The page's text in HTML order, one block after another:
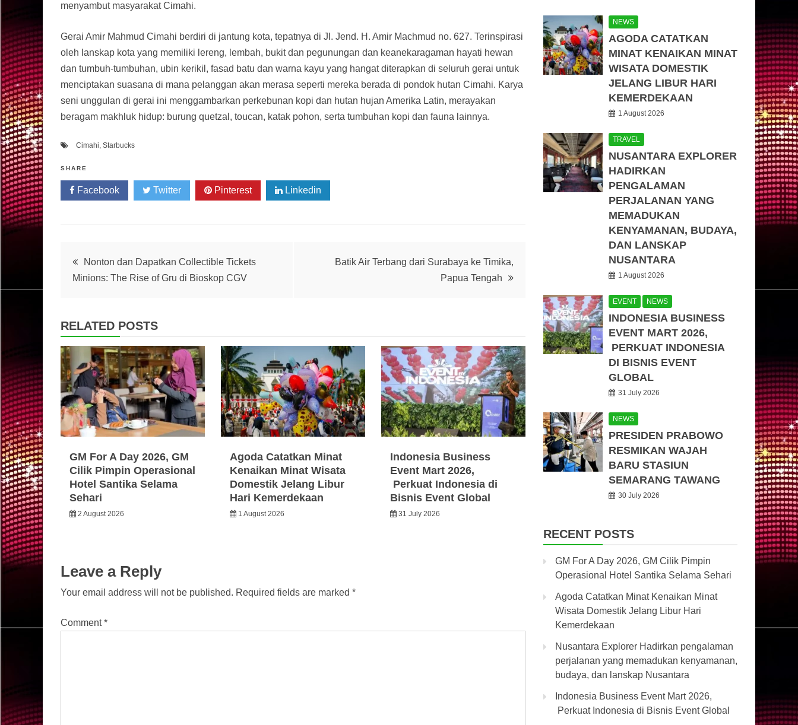
menyambut masyarakat Cimahi.
Gerai Amir Mahmud Cimahi berdiri di jantung kota, tepatnya di Jl. Jend. H. Amir Machmud no. 627. Terinspirasi
oleh lanskap kota yang memiliki lereng, lembah, bukit dan pegunungan dan keanekaragaman hayati hewan
dan tumbuh-tumbuhan, ubin kerikil, fasad batu dan warna kayu yang hangat diterapkan di seluruh gerai untuk
menciptakan suasana di mana pelanggan akan merasa seperti mereka berada di pondok hutan Cimahi. Karya
seni unggulan di gerai ini menggambarkan perkebunan kopi dan hutan hujan Amerika Latin, merayakan
beragam makhluk hidup: burung quetzal, toucan, katak pohon, serta tumbuhan kopi dan fauna lainnya.
Cimahi, Starbucks
SHARE
Facebook Twitter Pinterest Linkedin
PostNonton dan Dapatkan Collectible Tickets
Minions: The Rise of Gru di Bioskop CGV
Batik Air Terbang dari Surabaya ke Timika,
Papua Tengah
RELATED POSTS
GM For A Day 2026, GM
Cilik Pimpin Operasional
Hotel Santika Selama
Sehari
2 August 2026
Agoda Catatkan Minat
Kenaikan Minat Wisata
Domestik Jelang Libur
Hari Kemerdekaan
1 August 2026
Indonesia Business
Event Mart 2026,
Perkuat Indonesia di
Bisnis Event Global
31 July 2026
Leave a Reply
Your email address will not be published. Required fields are marked *
Comment*
NEWS
AGODA CATATKAN
MINAT KENAIKAN MINAT
WISATA DOMESTIK
JELANG LIBUR HARI
KEMERDEKAAN
1 August 2026
TRAVEL
NUSANTARA EXPLORER
HADIRKAN
PENGALAMAN
PERJALANAN YANG
MEMADUKAN
KENYAMANAN, BUDAYA,
DAN LANSKAP
NUSANTARA
1 August 2026
EVENT NEWS
INDONESIA BUSINESS
EVENT MART 2026,
PERKUAT INDONESIA
DI BISNIS EVENT
GLOBAL
31 July 2026
NEWS
PRESIDEN PRABOWO
RESMIKAN WAJAH
BARU STASIUN
SEMARANG TAWANG
30 July 2026
RECENT POSTS
GM For A Day 2026, GM Cilik Pimpin
Operasional Hotel Santika Selama Sehari
Agoda Catatkan Minat Kenaikan Minat
Wisata Domestik Jelang Libur Hari
Kemerdekaan
Nusantara Explorer Hadirkan pengalaman
perjalanan yang memadukan kenyamanan,
budaya, dan lanskap Nusantara
Indonesia Business Event Mart 2026,
Perkuat Indonesia di Bisnis Event Global